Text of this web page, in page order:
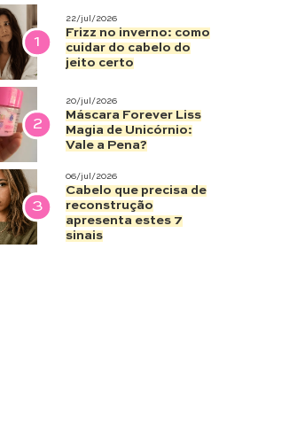
1
22/jul/2026
Frizz no inverno: como
cuidar do cabelo do
jeito certo
2
20/jul/2026
Máscara Forever Liss
Magia de Unicórnio:
Vale a Pena?
3
06/jul/2026
Cabelo que precisa de
reconstrução
apresenta estes 7
sinais